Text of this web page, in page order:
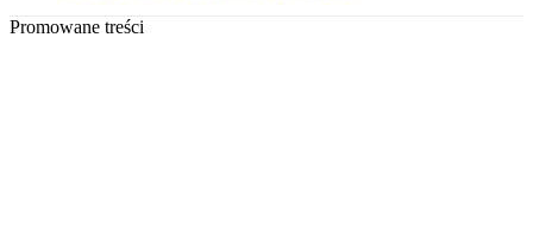
Promowane treści